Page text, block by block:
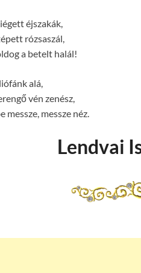
éjszakák,
rózsaszál,
a betelt halál!
alá,
vén zenész,
messze, messze néz.
Lendvai